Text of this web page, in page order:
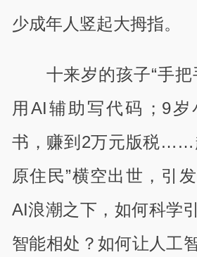
少成年人竖起大拇指。
十来岁的孩子“手
用AI辅助写代码；9
书，赚到2万元版税……
原住民”横空出世，引
AI浪潮之下，如何科学
智能相处？如何让人工